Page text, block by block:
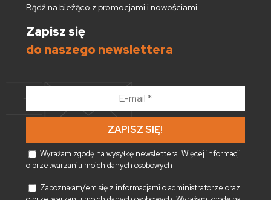
Bądź na bieżąco z promocjami i nowościami
Zapisz się
do naszego newslettera
*
Wyrażam zgodę na wysyłkę newslettera. Więcej informacji
o przetwarzaniu moich danych osobowych
Zapoznałam/em się z informacjami o administratorze oraz